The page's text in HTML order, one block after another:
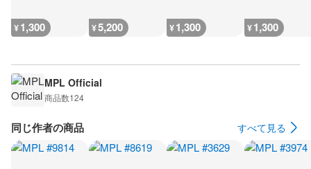
¥1,300 ¥5,200 ¥1,300 ¥1,300
MPL Official
商品数124
同じ作者の商品 すべて見る